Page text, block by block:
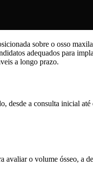
sobre o osso
adequados para
a longo prazo.
desde a consulta inicial
o volume ósseo, a